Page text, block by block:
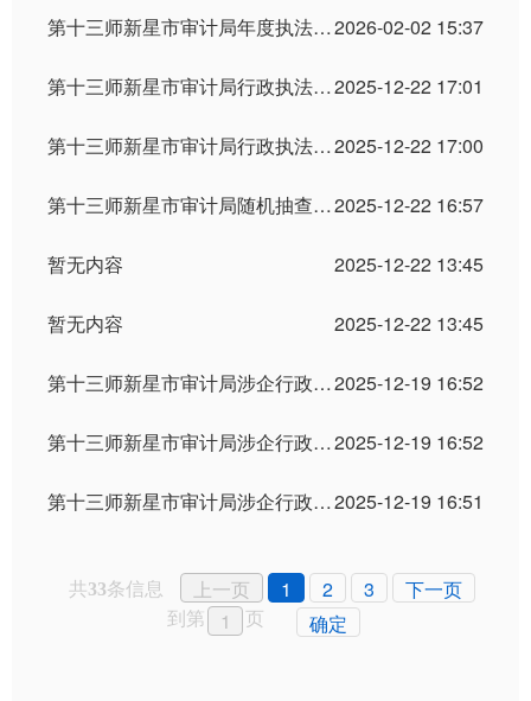
2026-02-02 15:37
第十三师新星市审计局年度执法总体情况
2025-12-22 17:01
第十三师新星市审计局行政执法服务指南
2025-12-22 17:00
第十三师新星市审计局行政执法检查事项
2025-12-22 16:57
第十三师新星市审计局随机抽查事项清单
2025-12-22 13:45
暂无内容
2025-12-22 13:45
暂无内容
2025-12-19 16:52
第十三师新星市审计局涉企行政检查文书
2025-12-19 16:52
第十三师新星市审计局涉企行政检查标准
2025-12-19 16:51
第十三师新星市审计局涉企行政检查频次上限统计表
共33条信息 上一页 1 2 3
下一页
到第
页 确定